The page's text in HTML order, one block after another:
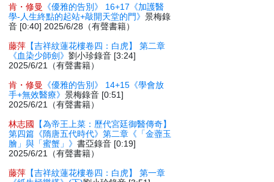
肯・修曼
《優雅的告別》 16+17《加護醫
學-人生終點的起站+敲開天堂的門》景梅錄
音 [0:40] 2025/6/28（有聲書籍）
藤萍 【吉祥紋蓮花樓卷四：白虎】 第二章
《血染少師劍》劉小珍錄音 [3:24]
2025/6/21（有聲書籍）
肯・修曼
《優雅的告別》 14+15《學會放
手+無效醫療》景梅錄音 [0:51]
2025/6/21（有聲書籍）
林志國
【為帝王上菜：歷代宮廷御醫傳奇】
第四篇《隋唐五代時代》第二章《「金虀玉
膾」與「蜜蟹」》書亞錄音 [0:19]
2025/6/21（有聲書籍）
藤萍 【吉祥紋蓮花樓卷四：白虎】 第一章